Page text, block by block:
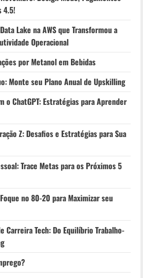
4.5!
Lake na AWS que Transformou a
Operacional
por Metanol em Bebidas
Monte seu Plano Anual de Upskilling
o ChatGPT: Estratégias para Aprender
Z: Desafios e Estratégias para Sua
Trace Metas para os Próximos 5
no 80-20 para Maximizar seu
Carreira Tech: Do Equilíbrio Trabalho-